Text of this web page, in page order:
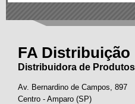
FA Distribuição
Distribuidora de
Av. Bernardino de Campos, 897
Centro - Amparo (SP)